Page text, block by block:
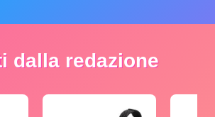
dalla redazione